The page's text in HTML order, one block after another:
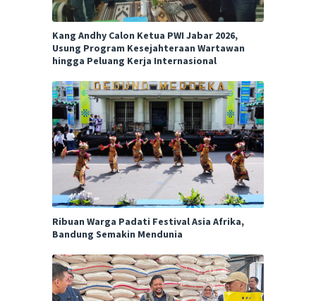
Kang Andhy Calon Ketua PWI Jabar 2026,
Usung Program Kesejahteraan Wartawan
hingga Peluang Kerja Internasional
Ribuan Warga Padati Festival Asia Afrika,
Bandung Semakin Mendunia